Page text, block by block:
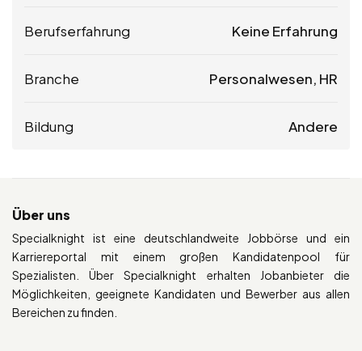
Berufserfahrung Keine Erfahrung
Branche Personalwesen, HR
Bildung Andere
Über uns
Specialknight ist eine deutschlandweite Jobbörse und ein
Karriereportal mit einem großen Kandidatenpool für
Spezialisten. Über Specialknight erhalten Jobanbieter die
Möglichkeiten, geeignete Kandidaten und Bewerber aus allen
Bereichen zu finden.